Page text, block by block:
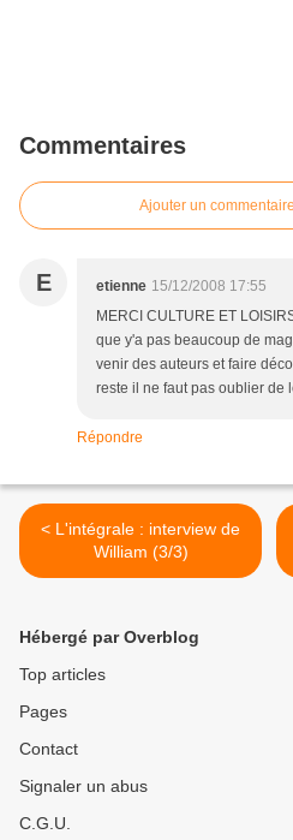
Commentaires
Ajouter un commentaire
E etienne 15/12/2008 17:55
MERCI CULTURE ET
que y'a pas beaucoup de
venir des auteurs et faire
reste il ne faut pas oublier de
Répondre
< L'intégrale : interview de
William (3/3)
Hébergé par Overblog
Top articles
Pages
Contact
Signaler un abus
C.G.U.